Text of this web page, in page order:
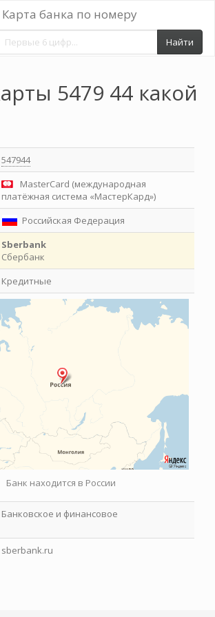
Карта банка по номеру
Найти
5479 44 какой
547944
MasterCard (международная
платёжная система «МастерКард»)
Российская Федерация
Sberbank
Сбербанк
Кредитные
Банк находится в России
Банковское и финансовое
sberbank.ru